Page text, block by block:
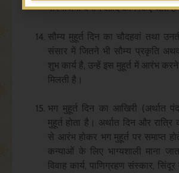
परियोजना बनाने आदि काम किए जाते
सौम्य मुहूर्त दिन का चौदहवां तथा
संसार में जितने भी सौम्य प्रकृति
शुभ कार्य है, उन्हें इस मुहूर्त में आरंभ
मिलती है।
भग मुहूर्त दिन का आखिरी (अर्थात
मुहूर्त होता है। अर्थात दिन और रात्रि
से आरंभ होकर भग मुहूर्त पर समाप्त
कन्याओं के लिए भाग्यशाली माना
विवाह कार्य, पाणिग्रहण संस्कार,
Alternative: